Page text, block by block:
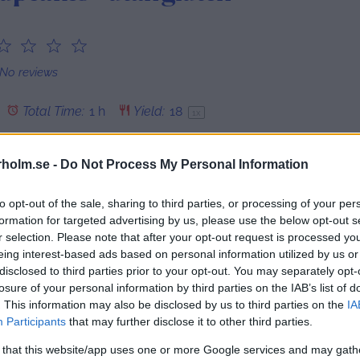
- Do Not Process My Personal Information
opt-out of the sale, sharing to third parties, or processing of your
for targeted advertising by us, please use the below opt-out
selection. Please note that after your opt-out request is processed
interest-based ads based on personal information utilized by us
to third parties prior to your opt-out. You may separately
of your personal information by third parties on the IAB’s list of
This information may also be disclosed by us to third parties on the
Participants that may further disclose it to other third parties.
that this website/app uses one or more Google services and may
5
3
Stars
2
Stars
No reviews
Total Time: 1 h Yield: 18 1
PINNA RECEPT
med kikärtsmjöl. Däremot är de saftiga som tusan, med
frosting på toppen. Rekommenderar starkt att inte skippa
fina att strö på toppen för dekoration.